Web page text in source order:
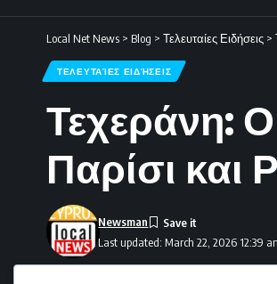
Local Net News > Blog > Τελευταίες Ειδήσεις >
ΤΕΛΕΥΤΑΊΕΣ ΕΙΔΉΣΕΙΣ
Τεχεράνη:
Παρίσι και
Last updated: March 22, 2026 12:39
Newsman